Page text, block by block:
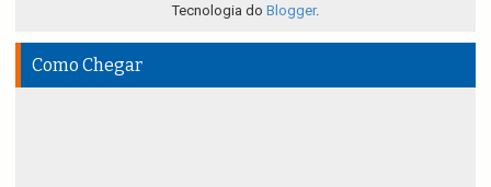
Tecnologia do Blogger.
Como Chegar